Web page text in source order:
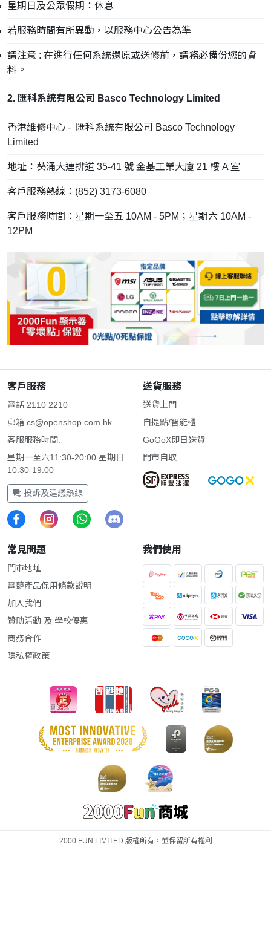
星期日及公眾假期：休息
若服務時間有所異動，以服務中心公告為準
請注意 : 在進行任何系統還原或送修前，請務必備份您的資
料。
2. 匯科系統有限公司 Basco Technology Limited
香港維修中心 - 匯科系統有限公司 Basco Technology
Limited
地址：葵涌大連排道 35-41 號 金基工業大廈 21 樓 A 室
客戶服務熱線：(852) 3173-6080
客戶服務時間：星期一至五 10AM - 5PM；星期六 10AM -
12PM
客戶服務
電話 2110 2210
郵箱 cs@openshop.com.hk
客服服務時間:
星期一至六11:30-20:00 星期日
10:30-19:00
投訴及建議熱線
送貨服務
送貨上門
自提點/智能櫃
GoGoX即日送貨
門市自取
常見問題
門市地址
電競產品保用條款說明
加入我們
贊助活動 及 學校優惠
商務合作
隱私權政策
我們使用
2000 FUN LIMITED 版權所有，並保留所有權利